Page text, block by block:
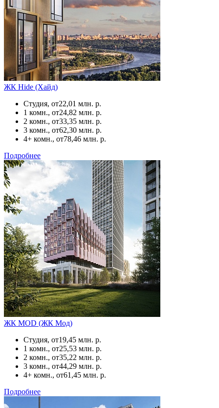
ЖК Hide (Хайд)
Студия, от22,01 млн. р.
1 комн., от24,82 млн. р.
2 комн., от33,35 млн. р.
3 комн., от62,30 млн. р.
4+ комн., от78,46 млн. р.
Подробнее
ЖК MOD (ЖК Мод)
Студия, от19,45 млн. р.
1 комн., от25,53 млн. р.
2 комн., от35,22 млн. р.
3 комн., от44,29 млн. р.
4+ комн., от61,45 млн. р.
Подробнее